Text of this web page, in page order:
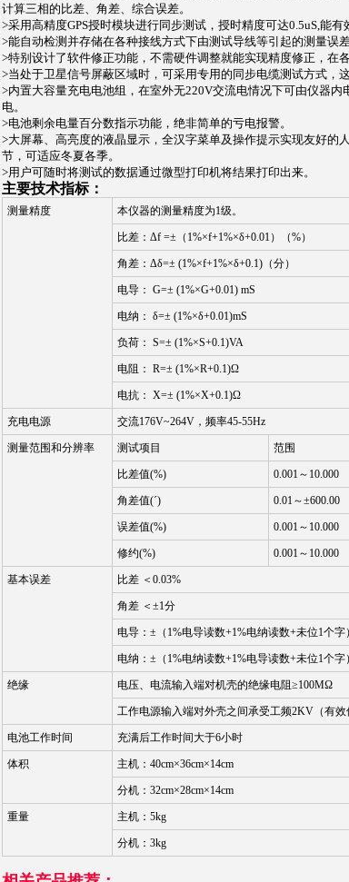
计算三相的比差、角差、综合误差。
>采用高精度GPS授时模块进行同步测试，授时精度可达0.5uS,能有
>能自动检测并存储在各种接线方式下由测试导线等引起的测量误
>特别设计了软件修正功能，不需硬件调整就能实现精度修正，在
>当处于卫星信号屏蔽区域时，可采用专用的同步电缆测试方式，
>内置大容量充电电池组，在室外无220V交流电情况下可由仪器
电。
>电池剩余电量百分数指示功能，绝非简单的亏电报警。
>大屏幕、高亮度的液晶显示，全汉字菜单及操作提示实现友好的
节，可适应冬夏各季。
>用户可随时将测试的数据通过微型打印机将结果打印出来。
主要技术指标：
测量精度 本仪器的测量精度为1级。
比差：Δf =±（1%×f+1%×δ+0.01）（%）
角差：Δδ=± (1%×f+1%×δ+0.1)（分）
电导： G=± (1%×G+0.01) mS
电纳： δ=± (1%×δ+0.01)mS
负荷： S=± (1%×S+0.1)VA
电阻： R=± (1%×R+0.1)Ω
电抗： X=± (1%×X+0.1)Ω
充电电源 交流176V~264V，频率45-55Hz
测量范围和分辨率 测试项目 范围
比差值(%) 0.001～10.000
角差值(ˊ) 0.01～±600.00
误差值(%) 0.001～10.000
修约(%) 0.001～10.000
基本误差 比差 ＜0.03%
角差 ＜±1分
电导：±（1%电导读数+1%电纳读数+未位1个字
电纳：±（1%电纳读数+1%电导读数+未位1个字
绝缘 电压、电流输入端对机壳的绝缘电阻≥100MΩ
工作电源输入端对外壳之间承受工频2KV（有
电池工作时间 充满后工作时间大于6小时
体积 主机：40cm×36cm×14cm
分机：32cm×28cm×14cm
重量 主机：5kg
分机：3kg